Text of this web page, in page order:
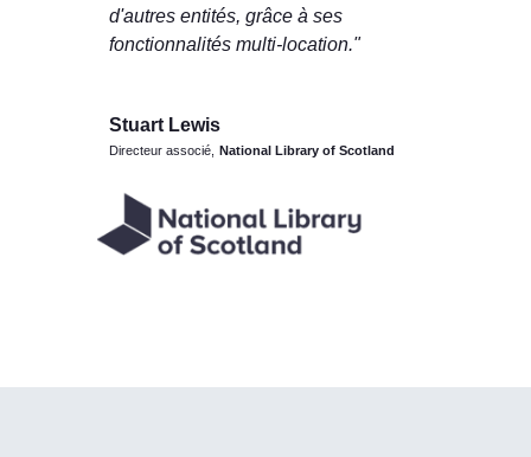
d'autres entités, grâce à ses
fonctionnalités multi-location."
Stuart Lewis
Directeur associé National Library of Scotland